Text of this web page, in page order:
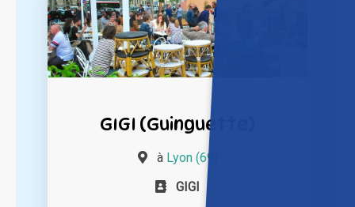
GIGI (Guinguette)
à Lyon (69)
GIGI